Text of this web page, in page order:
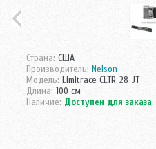
Страна: США
Производитель: Nelson
Модель: Limitrace СLTR-28-JT
Длина: 100 см
Наличие: Доступен для заказа